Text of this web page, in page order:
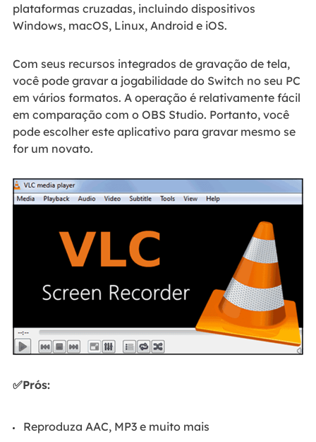
plataformas cruzadas, incluindo dispositivos
Windows, macOS, Linux, Android e iOS.
Com seus recursos integrados de gravação de tela,
você pode gravar a jogabilidade do Switch no seu PC
em vários formatos. A operação é relativamente fácil
em comparação com o OBS Studio. Portanto, você
pode escolher este aplicativo para gravar mesmo se
for um novato.
✅Prós:
Reproduza AAC, MP3 e muito mais